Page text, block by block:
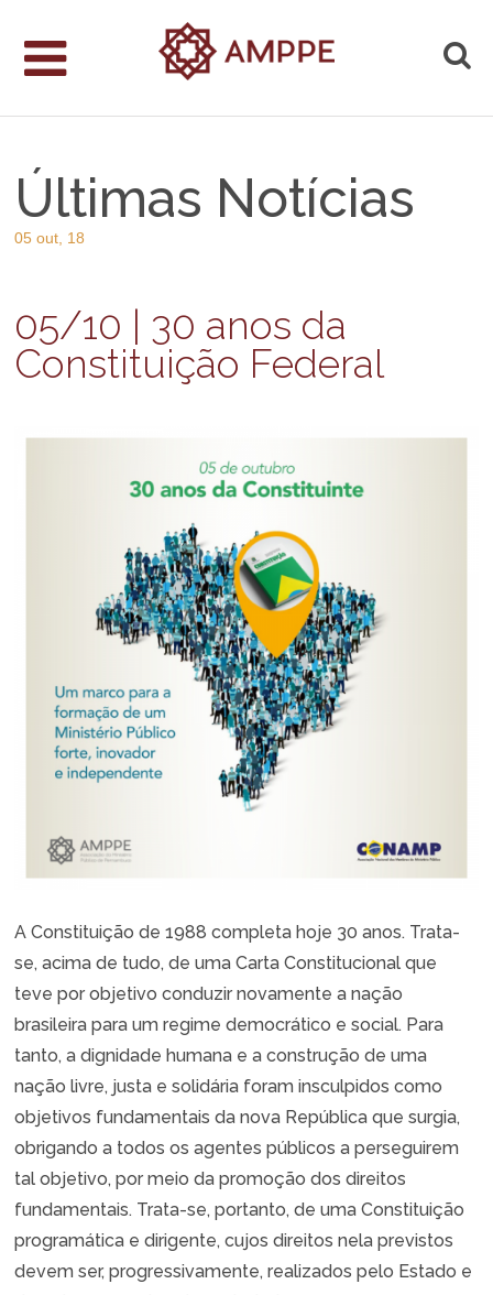
Últimas Notícias
05 out, 18
05/10 | 30 anos da
Constituição Federal
A Constituição de 1988 completa hoje 30 anos. Trata-
se, acima de tudo, de uma Carta Constitucional que
teve por objetivo conduzir novamente a nação
brasileira para um regime democrático e social. Para
tanto, a dignidade humana e a construção de uma
nação livre, justa e solidária foram insculpidos como
objetivos fundamentais da nova República que surgia,
obrigando a todos os agentes públicos a perseguirem
tal objetivo, por meio da promoção dos direitos
fundamentais. Trata-se, portanto, de uma Constituição
programática e dirigente, cujos direitos nela previstos
devem ser, progressivamente, realizados pelo Estado e